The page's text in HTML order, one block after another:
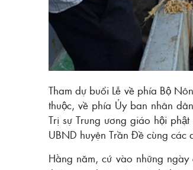
Tham dự buổi Lễ về phía Bộ
thuộc, về phía Ủy ban nhân
Trị sự Trung ương giáo hội
UBND huyện Trần Đề cùng
Hằng năm, cứ vào những